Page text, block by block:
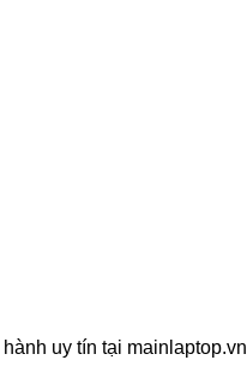
uy tín tại mainlaptop.vn